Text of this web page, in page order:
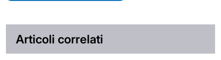
Articoli correlati